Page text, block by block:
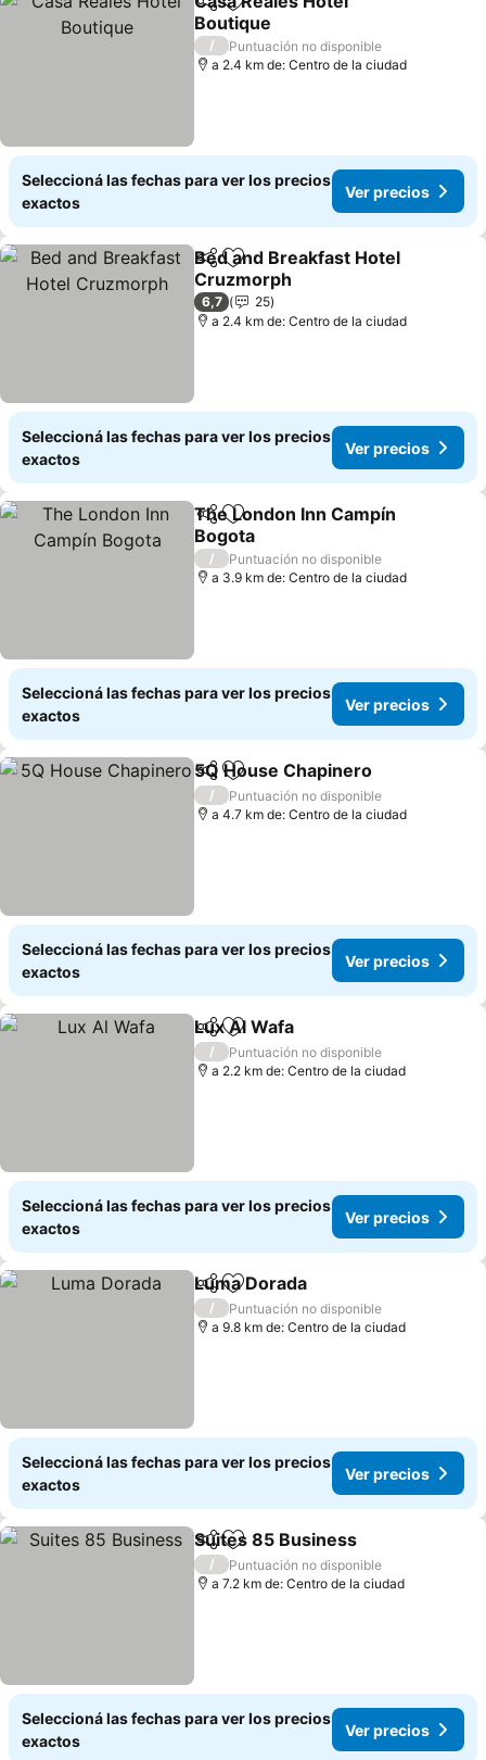
CompartirAñadir a favoritos
Boutique
Ver precios
/
Puntuación no disponible
a 2.4 km de: Centro de la ciudad
Seleccioná las fechas para ver los precios
exactos
Ver precios
CompartirAñadir a favoritos
Bed and Breakfast Hotel
Cruzmorph
Ver precios
6,7
25
a 2.4 km de: Centro de la ciudad
Seleccioná las fechas para ver los precios
exactos
Ver precios
Compartir
Añadir a favoritos
The London Inn Campín
Bogota
Ver precios
/
Puntuación no disponible
a 3.9 km de: Centro de la ciudad
Seleccioná las fechas para ver los precios
exactos
Ver precios
CompartirAñadir a favoritos
5Q House Chapinero
/
Puntuación no disponible
a 4.7 km de: Centro de la ciudad
Seleccioná las fechas para ver los precios
exactos
Ver precios
CompartirAñadir a favoritos
Lux Al Wafa
/
Puntuación no disponible
a 2.2 km de: Centro de la ciudad
Seleccioná las fechas para ver los precios
exactos
Ver precios
CompartirAñadir a favoritos
Luma Dorada
/
Puntuación no disponible
a 9.8 km de: Centro de la ciudad
Seleccioná las fechas para ver los precios
exactos
Ver precios
CompartirAñadir a favoritos
Suites 85 Business
/
Puntuación no disponible
a 7.2 km de: Centro de la ciudad
Seleccioná las fechas para ver los precios
exactos
Ver precios